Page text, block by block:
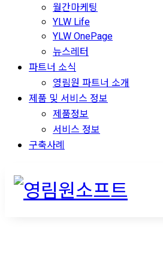
월간마케팅
YLW Life
YLW OnePage
뉴스레터
파트너 소식
영림원 파트너 소개
제품 및 서비스 정보
제품정보
서비스 정보
구축사례